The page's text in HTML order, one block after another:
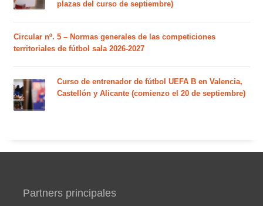
plazas del curso de septiembre)
Circular nº. 5 – Normas generales de las competiciones
territoriales de fútbol sala 2026-2027
Curso de entrenador de fútbol UEFA B en Valencia,
Castellón y Alicante (comienzo el 20 de septiembre)
Partners principales